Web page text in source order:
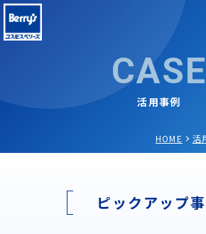
CASE
活用事例
HOME 活
ピックアップ